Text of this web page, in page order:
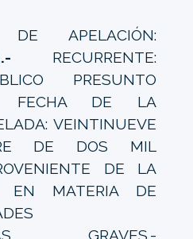
APELACIÓN:
RECURRENTE:
PRESUNTO
FECHA DE LA
VEINTINUEVE
DE DOS MIL
DE LA
EN MATERIA DE
GRAVES.-